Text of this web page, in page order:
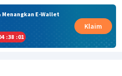
E-Wallet
:38 :01
Klaim